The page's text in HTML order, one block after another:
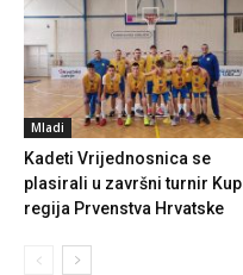
Mladi
Kadeti Vrijednosnica se
plasirali u završni turnir Kup
regija Prvenstva Hrvatske